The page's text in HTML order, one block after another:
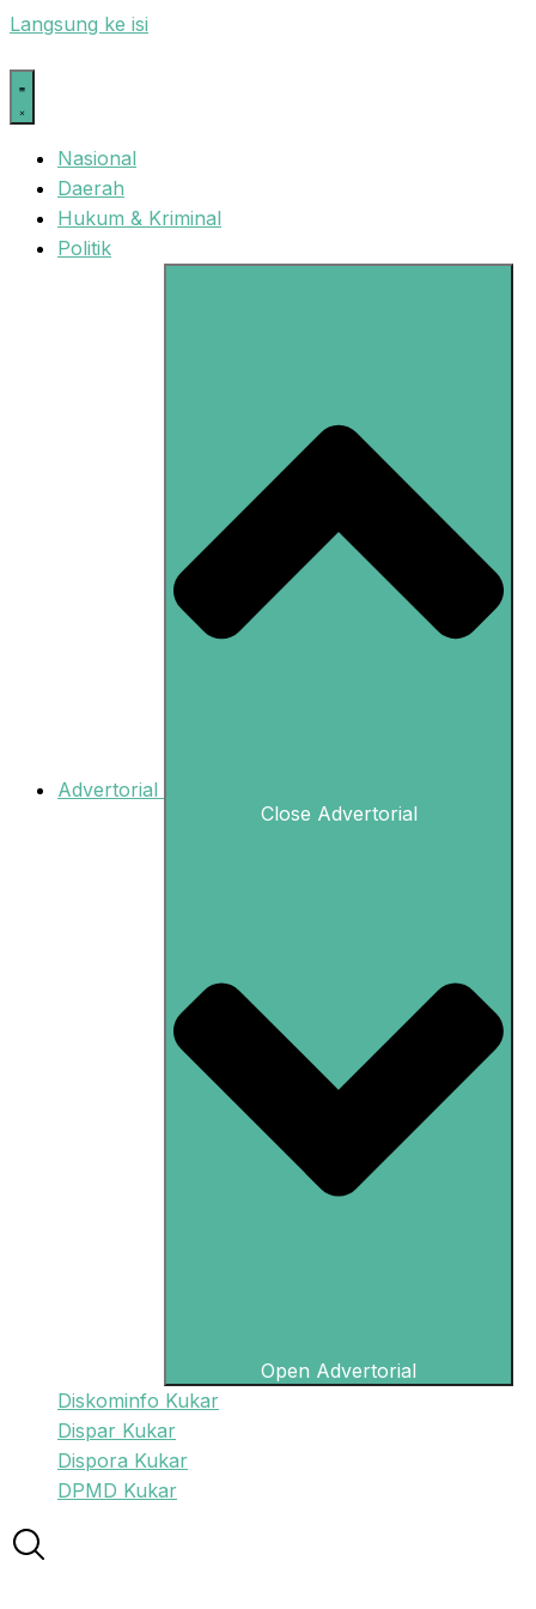
Langsung ke isi
Nasional
Daerah
Hukum & Kriminal
Politik
Advertorial
Close Advertorial
Open Advertorial
Diskominfo Kukar
Dispar Kukar
Dispora Kukar
DPMD Kukar